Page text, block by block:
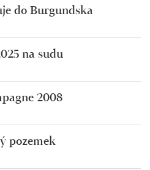
do Burgundska
na sudu
2008
pozemek